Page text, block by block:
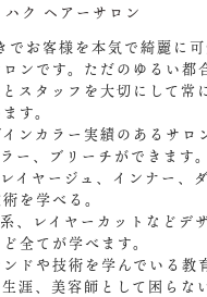
ク ヘアーサロン
お客様を本気で綺麗に
ンです。ただのゆるい都
スタッフを大切にして常
す。
ンカラー実績のあるサロ
ー、ブリーチができます。
イヤージュ、インナー、
を学べる。
、レイヤーカットなどデ
全てが学べます。
ドや技術を学んでいる教
涯、美容師として困らな